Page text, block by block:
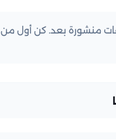
منشورة بعد. كن أول من